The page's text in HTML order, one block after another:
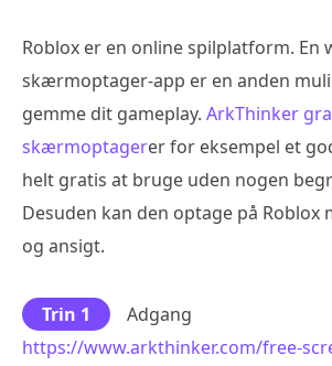
Roblox er en online spilplatform. En
skærmoptager-app er en anden
gemme dit gameplay. ArkThinker
skærmoptagerer for eksempel et
helt gratis at bruge uden nogen
Desuden kan den optage på Roblox
og ansigt.
Trin 1
Adgang
https://www.arkthinker.com/free-